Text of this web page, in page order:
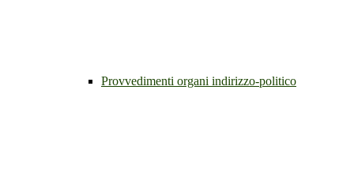
Provvedimenti organi indirizzo-politico